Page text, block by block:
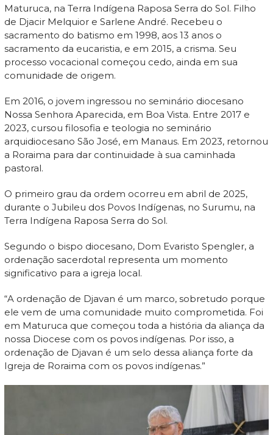
Maturuca, na Terra Indígena Raposa Serra do Sol. Filho
de Djacir Melquior e Sarlene André. Recebeu o
sacramento do batismo em 1998, aos 13 anos o
sacramento da eucaristia, e em 2015, a crisma. Seu
processo vocacional começou cedo, ainda em sua
comunidade de origem.
Em 2016, o jovem ingressou no seminário diocesano
Nossa Senhora Aparecida, em Boa Vista. Entre 2017 e
2023, cursou filosofia e teologia no seminário
arquidiocesano São José, em Manaus. Em 2023, retornou
a Roraima para dar continuidade à sua caminhada
pastoral.
O primeiro grau da ordem ocorreu em abril de 2025,
durante o Jubileu dos Povos Indígenas, no Surumu, na
Terra Indígena Raposa Serra do Sol.
Segundo o bispo diocesano, Dom Evaristo Spengler, a
ordenação sacerdotal representa um momento
significativo para a igreja local.
“A ordenação de Djavan é um marco, sobretudo porque
ele vem de uma comunidade muito comprometida. Foi
em Maturuca que começou toda a história da aliança da
nossa Diocese com os povos indígenas. Por isso, a
ordenação de Djavan é um selo dessa aliança forte da
Igreja de Roraima com os povos indígenas.”